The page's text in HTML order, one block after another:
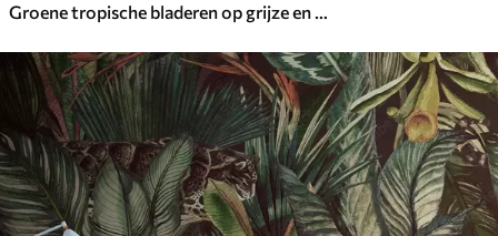
Groene tropische bladeren op grijze en witte achtergrond